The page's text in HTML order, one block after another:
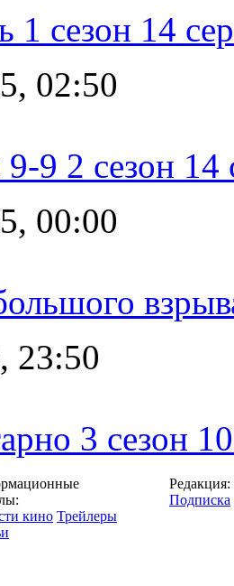
1 сезон 14
02:50
9 2 сезон 14
00:00
23:50
3 сезон
кино Трейлеры
Редакция:
Подписка